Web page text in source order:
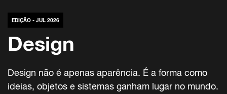
EDIÇÃO - JUL 2026
Design
Design não é apenas aparência. É a forma como
ideias, objetos e sistemas ganham lugar no mundo.